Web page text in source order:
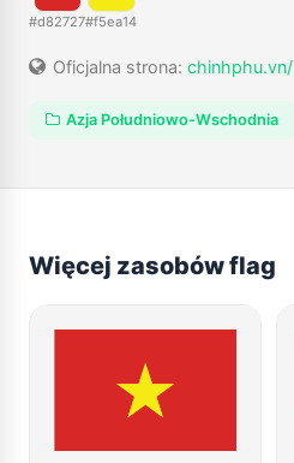
#d82727#f5ea14
Oficjalna strona: chinhphu.vn/
Azja Południowo-Wschodnia
Więcej zasobów flag